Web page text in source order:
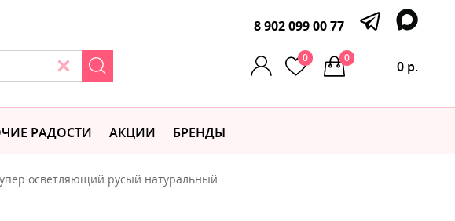
8 902 099 00 77
0
0 р.
0
РАДОСТИ АКЦИИ БРЕНДЫ
осветляющий русый натуральный